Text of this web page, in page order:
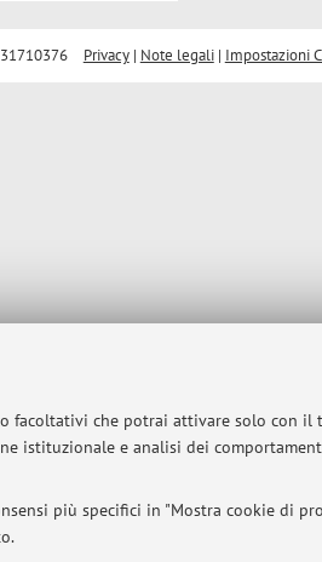
facoltativi che potrai attivare solo con il
istituzionale e analisi dei
più specifici in "Mostra cookie di
Privacy| Note legali| Impostazioni